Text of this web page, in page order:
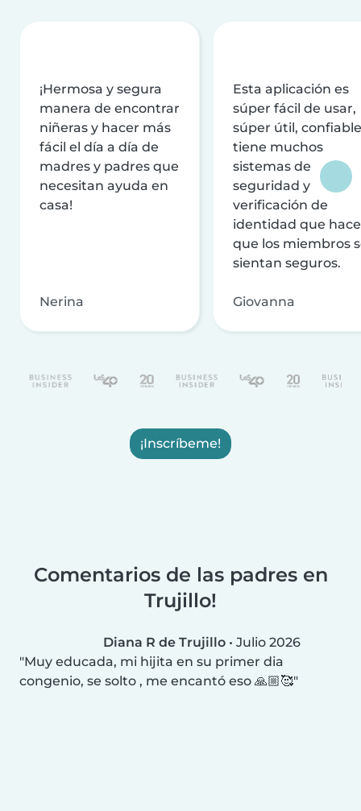
¡Hermosa y segura
manera de encontrar
niñeras y hacer más
fácil el día a día de
madres y padres que
necesitan ayuda en
casa!
Nerina
Esta aplicación es
súper fácil de usar,
súper útil,
tiene muchos
sistemas de
seguridad y
verificación de
identidad que
que los miembros
sientan seguros.
Giovanna
¡Inscríbeme!
Comentarios de las padres en
Trujillo!
Diana R de Trujillo • Julio 2026
Muy educada, mi hijita en su primer dia
congenio, se solto , me encantó eso 🙏🏼🥰